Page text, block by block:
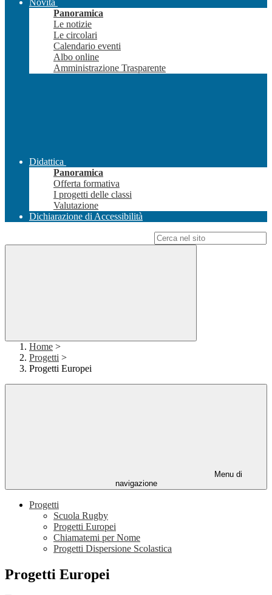
Novità
Panoramica
Le notizie
Le circolari
Calendario eventi
Albo online
Amministrazione Trasparente
Didattica
Panoramica
Offerta formativa
I progetti delle classi
Valutazione
Dichiarazione di Accessibilità
Home >
Progetti >
Progetti Europei
Menu di
navigazione
Progetti
Scuola Rugby
Progetti Europei
Chiamatemi per Nome
Progetti Dispersione Scolastica
Progetti Europei